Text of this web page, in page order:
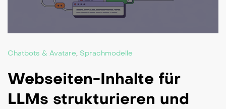
Chatbots & Avatare, Sprachmodelle
Webseiten-Inhalte für
LLMs strukturieren und